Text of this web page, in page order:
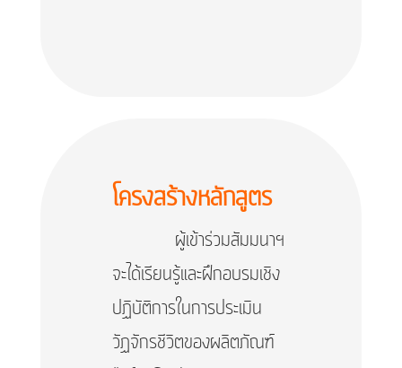
โครงสร้างหลักสูตร
ผู้เข้าร่วมสัมมนาฯ
จะได้เรียนรู้และฝึกอบรมเชิง
ปฏิบัติการในการประเมิน
วัฏจักรชีวิตของผลิตภัณฑ์